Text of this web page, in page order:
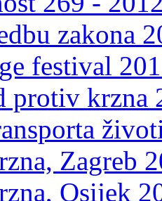
zakona
festival
protiv krzna
Zagreb
Osijek